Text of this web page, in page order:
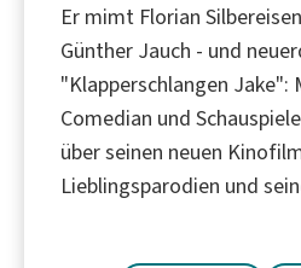
Er mimt Florian
Günther Jauch - und
"Klapperschlangen Jake":
Comedian und
über seinen neuen
Lieblingsparodien und